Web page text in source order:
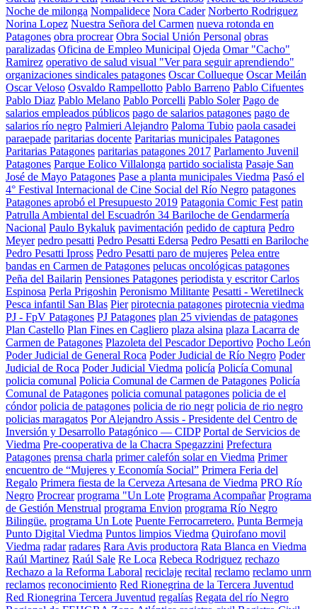
Noche de milonga Nompalidece Nora Cader Norberto Rodriguez
Norina Lopez Nuestra Señora del Carmen nueva rotonda en
Patagones obra procrear Obra Social Unión Personal obras
paralizadas Oficina de Empleo Municipal Ojeda Omar "Cacho"
Ramirez operativo de salud visual "Ver para seguir aprendiendo"
organizaciones sindicales patagones Oscar Collueque Oscar Meilán
Oscar Veloso Osvaldo Rampellotto Pablo Barreno Pablo Cifuentes
Pablo Diaz Pablo Melano Pablo Porcelli Pablo Soler Pago de
salarios empleados públicos pago de salarios patagones pago de
salarios río negro Palmieri Alejandro Paloma Tubio paola casadei
paraepade paritarias docente Paritarias municipales Patagones
Paritarias Patagones paritarias patagones 2017 Parlamento Juvenil
Patagones Parque Eolico Villalonga partido socialista Pasaje San
José de Mayo Patagones Pase a planta municipales Viedma Pasó el
4° Festival Internacional de Cine Social del Río Negro patagones
Patagones aprobó el Presupuesto 2019 Patagonia Comic Fest patin
Patrulla Ambiental del Escuadrón 34 Bariloche de Gendarmería
Nacional Paulo Bykaluk pavimentación pedido de captura Pedro
Meyer pedro pesatti Pedro Pesatti Edersa Pedro Pesatti en Bariloche
Pedro Pesatti Ipross Pedro Pesatti paro de mujeres Pelea entre
bandas en Carmen de Patagones pelucas oncológicas patagones
Peña del Bailarin Pensiones Patagones periodista y escritor Carlos
Espinosa Perla Prigoshin Peronismo Militante Pesatti - Weretilneck
Pesca infantil San Blas Pier pirotecnia patagones pirotecnia viedma
PJ - FpV Patagones PJ Patagones plan 25 viviendas de patagones
Plan Castello Plan Fines en Cagliero plaza alsina plaza Lacarra de
Carmen de Patagones Plazoleta del Pescador Deportivo Pocho León
Poder Judicial de General Roca Poder Judicial de Río Negro Poder
Judicial de Roca Poder Judicial Viedma policía Policía Comunal
policia comunal Policia Comunal de Carmen de Patagones Policía
Comunal de Patagones policia comunal patagones policia de el
cóndor policia de patagones policia de rio negr policia de rio negro
policias maragatos Por Alejandro Assis - Presidente del Centro de
Inversión y Desarrollo Patagónico — CIDP Portal de Servicios de
Viedma Pre-cooperativa de la Chacra Spegazzini Prefectura
Patagones prensa charla primer calefón solar en Viedma Primer
encuentro de “Mujeres y Economía Social” Primera Feria del
Regalo Primera fiesta de la Cerveza Artesana de Viedma PRO Río
Negro Procrear programa "Un Lote Programa Acompañar Programa
de Gestión Menstrual programa Envion programa Río Negro
Bilingüe. programa Un Lote Puente Ferrocarretero. Punta Bermeja
Punto Digital Viedma Puntos limpios Viedma Quirofano movil
Viedma radar radares Rara Avis productora Rata Blanca en Viedma
Raúl Martinez Raúl Sale Re Loca Rebeca Rodriguez rechazo
Rechazo a la Reforma Laboral reciclaje recital reclamo reclamo unrn
reclamos reconocimiento Red Rionegrina de la Tercera Juventud
Red Rionegrina Tercera Juventud regalías Regata del río Negro